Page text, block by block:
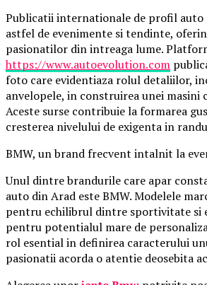
Publicatii internationale de profil
astfel de evenimente si tendinte,
pasionatilor din intreaga lume.
https://www.autoevolution.com
foto care evidentiaza rolul detaliilor,
anvelopele, in construirea unei masini
Aceste surse contribuie la formarea
cresterea nivelului de exigenta in
BMW, un brand frecvent intalnit la
Unul dintre brandurile care apar
auto din Arad este BMW. Modelele
pentru echilibrul dintre sportivitate si
pentru potentialul mare de
rol esential in definirea caracterului
pasionatii acorda o atentie deosebita